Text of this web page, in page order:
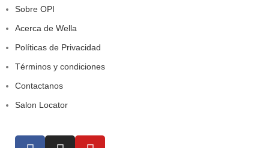
Sobre OPI
Acerca de Wella
Políticas de Privacidad
Términos y condiciones
Contactanos
Salon Locator